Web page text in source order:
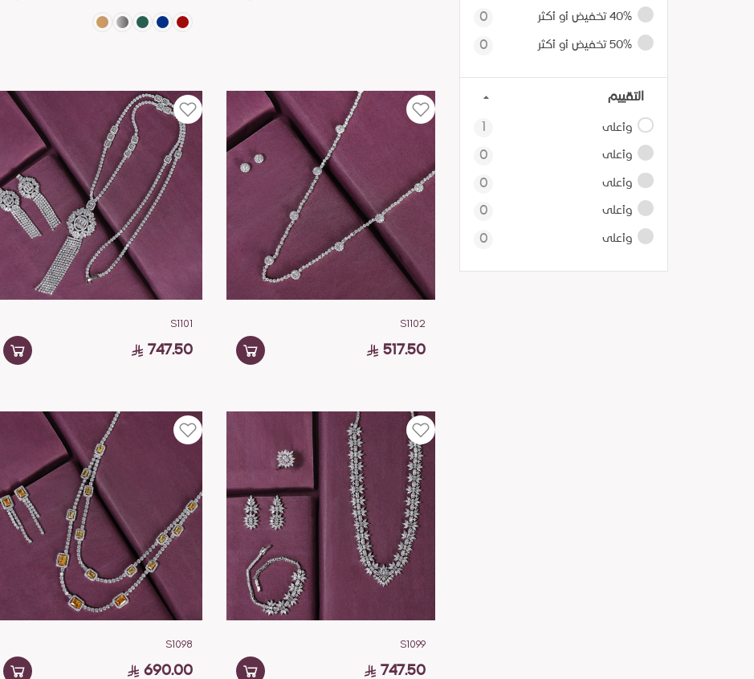
0
0
التقييم
وأعلى 1
وأعلى 0
وأعلى 0
وأعلى 0
وأعلى 0
S1102
517.50
S1101
747.50
S1099
747.50
S1098
690.00